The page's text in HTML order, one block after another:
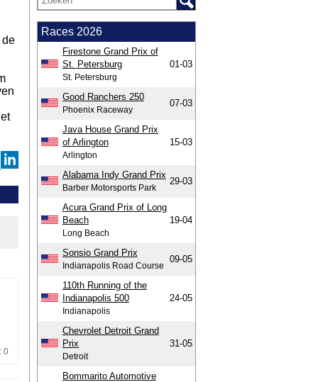
de
0
Races 2026
Firestone Grand Prix of
St. Petersburg
St. Petersburg
01-03
Good Ranchers 250
Phoenix Raceway
07-03
Java House Grand Prix
of Arlington
Arlington
15-03
Alabama Indy Grand Prix
Barber Motorsports Park
29-03
Acura Grand Prix of Long
Beach
Long Beach
19-04
Sonsio Grand Prix
Indianapolis Road Course
09-05
110th Running of the
Indianapolis 500
Indianapolis
24-05
Chevrolet Detroit Grand
Prix
Detroit
31-05
Bommarito Automotive